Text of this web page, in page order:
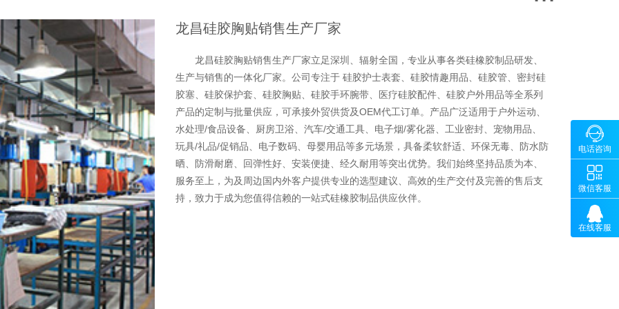
龙昌硅胶胸贴销售生产厂家
龙昌硅胶胸贴销售生产厂家立足深圳、辐射全国，专业从事各类硅橡胶制品研发、
生产与销售的一体化厂家。公司专注于 硅胶护士表套、硅胶情趣用品、硅胶管、密封硅
胶塞、硅胶保护套、硅胶胸贴、硅胶手环腕带、医疗硅胶配件、硅胶户外用品等全系列
产品的定制与批量供应，可承接外贸供货及OEM代工订单。产品广泛适用于户外运动、
水处理/食品设备、厨房卫浴、汽车/交通工具、电子烟/雾化器、工业密封、宠物用品、
玩具/礼品/促销品、电子数码、母婴用品等多元场景，具备柔软舒适、环保无毒、防水防
晒、防滑耐磨、回弹性好、安装便捷、经久耐用等突出优势。我们始终坚持品质为本、
服务至上，为及周边国内外客户提供专业的选型建议、高效的生产交付及完善的售后支
持，致力于成为您值得信赖的一站式硅橡胶制品供应伙伴。

电话咨询
咨询

微信客服

在线客服